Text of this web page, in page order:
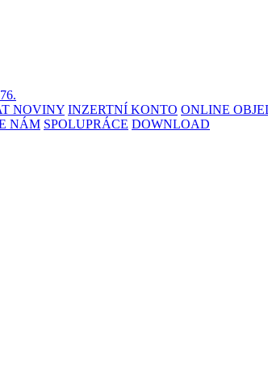
NOVINY INZERTNÍ KONTO ONLINE
NÁM SPOLUPRÁCE DOWNLOAD